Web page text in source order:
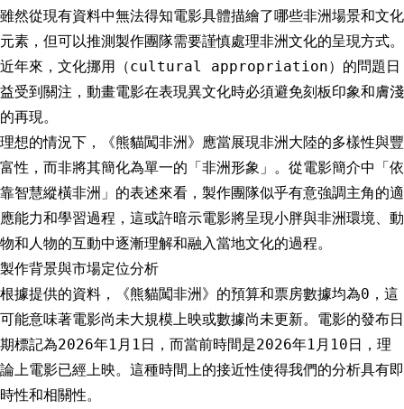
雖然從現有資料中無法得知電影具體描繪了哪些非洲場景和文化
元素，但可以推測製作團隊需要謹慎處理非洲文化的呈現方式。
近年來，文化挪用（cultural appropriation）的問題日
益受到關注，動畫電影在表現異文化時必須避免刻板印象和膚淺
的再現。
理想的情況下，《熊貓闖非洲》應當展現非洲大陸的多樣性與豐
富性，而非將其簡化為單一的「非洲形象」。從電影簡介中「依
靠智慧縱橫非洲」的表述來看，製作團隊似乎有意強調主角的適
應能力和學習過程，這或許暗示電影將呈現小胖與非洲環境、動
物和人物的互動中逐漸理解和融入當地文化的過程。
製作背景與市場定位分析
根據提供的資料，《熊貓闖非洲》的預算和票房數據均為0，這
可能意味著電影尚未大規模上映或數據尚未更新。電影的發布日
期標記為2026年1月1日，而當前時間是2026年1月10日，理
論上電影已經上映。這種時間上的接近性使得我們的分析具有即
時性和相關性。